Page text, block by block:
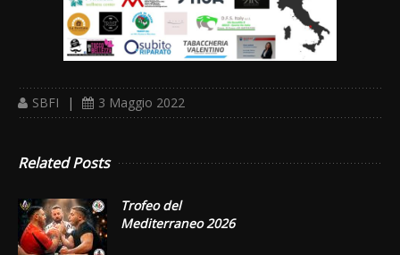
SBFI | 3 Maggio 2022
Related Posts
Trofeo del
Mediterraneo 2026